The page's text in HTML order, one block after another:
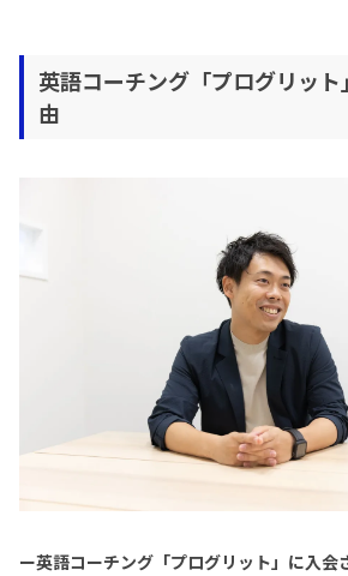
英語コーチング「プログリッ
由
ー英語コーチング「プログリット」に入会